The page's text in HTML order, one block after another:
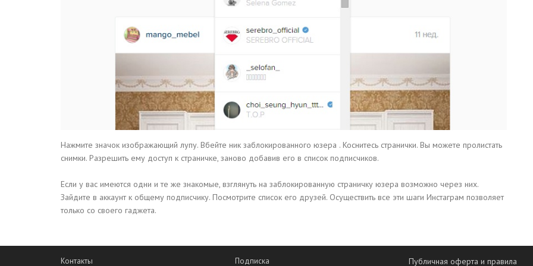
Нажмите значок изображающий лупу. Вбейте ник заблокированного юзера . Коснитесь странички. Вы можете пролистать
снимки. Разрешить ему доступ к страничке, заново добавив его в список подписчиков.
Если у вас имеются одни и те же знакомые, взглянуть на заблокированную страничку юзера возможно через них.
Зайдите в аккаунт к общему подписчику. Посмотрите список его друзей. Осуществить все эти шаги Инстаграм позволяет
только со своего гаджета.
Контакты Подписка Публичная оферта и правила